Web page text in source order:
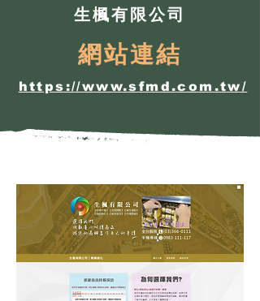
生楓有限公司
網站連結
https://www.sfmd.com.tw/